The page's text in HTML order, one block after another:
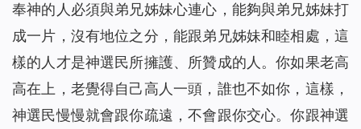
奉神的人必須與弟兄姊妹心連心，能夠與弟兄姊妹打
成一片，沒有地位之分，能跟弟兄姊妹和睦相處，這
樣的人才是神選民所擁護、所贊成的人。你如果老高
高在上，老覺得自己高人一頭，誰也不如你，這樣，
神選民慢慢就會跟你疏遠，不會跟你交心。你跟神選